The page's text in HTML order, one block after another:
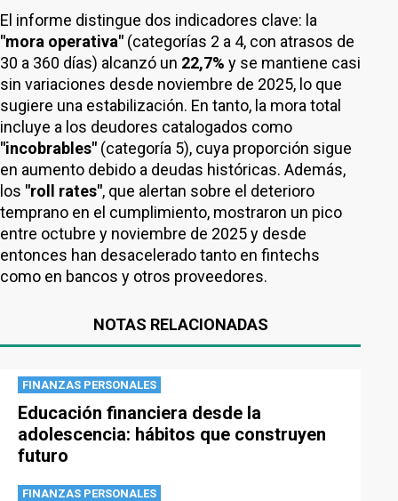
El informe distingue dos indicadores clave: la
"mora operativa" (categorías 2 a 4, con atrasos de
30 a 360 días) alcanzó un 22,7% y se mantiene casi
sin variaciones desde noviembre de 2025, lo que
sugiere una estabilización. En tanto, la mora total
incluye a los deudores catalogados como
"incobrables" (categoría 5), cuya proporción sigue
en aumento debido a deudas históricas. Además,
los "roll rates", que alertan sobre el deterioro
temprano en el cumplimiento, mostraron un pico
entre octubre y noviembre de 2025 y desde
entonces han desacelerado tanto en fintechs
como en bancos y otros proveedores.
NOTAS RELACIONADAS
FINANZAS PERSONALES
Educación financiera desde la
adolescencia: hábitos que construyen
futuro
FINANZAS PERSONALES